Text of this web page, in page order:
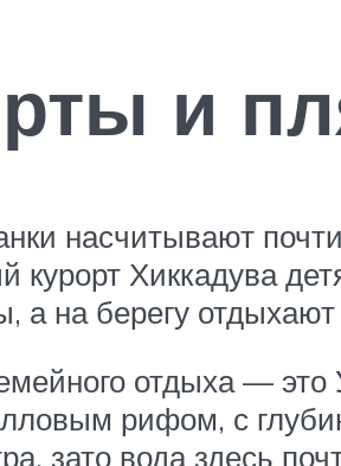
и
насчитывают
курорт Хиккадува
а на берегу
отдыха — это
рифом, с
зато вода здесь